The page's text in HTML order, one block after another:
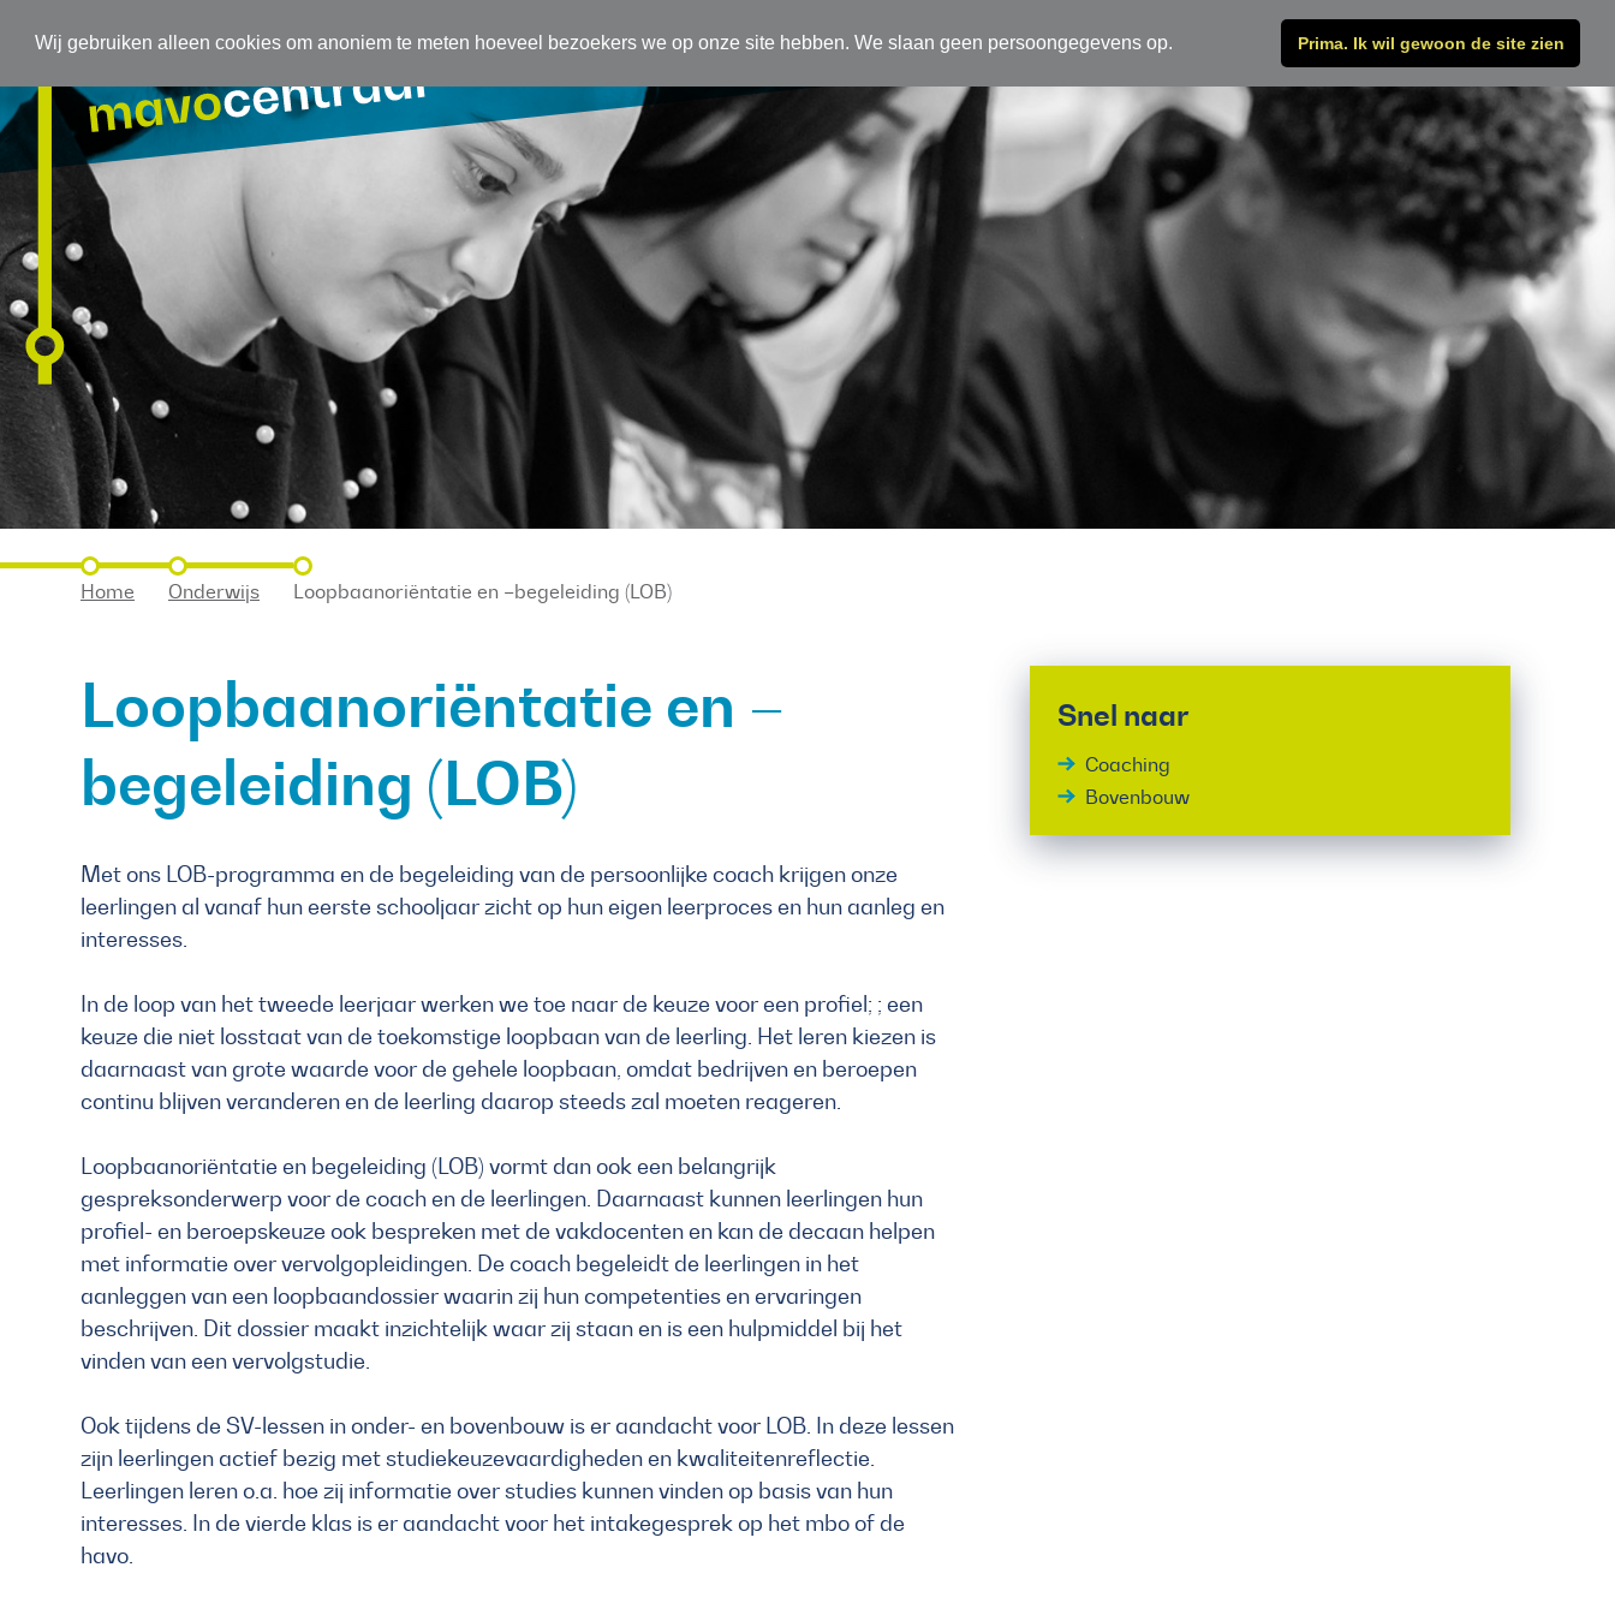
Wij gebruiken alleen cookies om anoniem te meten hoeveel bezoekers we op onze site hebben. We slaan geen persoongegevens op. Prima. Ik wil gewoon de site zien
Home Onderwijs Loopbaanoriëntatie en –begeleiding (LOB)
Loopbaanoriëntatie en –
begeleiding (LOB)
Met ons LOB-programma en de begeleiding van de persoonlijke coach krijgen onze
leerlingen al vanaf hun eerste schooljaar zicht op hun eigen leerproces en hun aanleg en
interesses.
In de loop van het tweede leerjaar werken we toe naar de keuze voor een profiel; ; een
keuze die niet losstaat van de toekomstige loopbaan van de leerling. Het leren kiezen is
daarnaast van grote waarde voor de gehele loopbaan, omdat bedrijven en beroepen
continu blijven veranderen en de leerling daarop steeds zal moeten reageren.
Loopbaanoriëntatie en begeleiding (LOB) vormt dan ook een belangrijk
gespreksonderwerp voor de coach en de leerlingen. Daarnaast kunnen leerlingen hun
profiel- en beroepskeuze ook bespreken met de vakdocenten en kan de decaan helpen
met informatie over vervolgopleidingen. De coach begeleidt de leerlingen in het
aanleggen van een loopbaandossier waarin zij hun competenties en ervaringen
beschrijven. Dit dossier maakt inzichtelijk waar zij staan en is een hulpmiddel bij het
vinden van een vervolgstudie.
Ook tijdens de SV-lessen in onder- en bovenbouw is er aandacht voor LOB. In deze lessen
zijn leerlingen actief bezig met studiekeuzevaardigheden en kwaliteitenreflectie.
Leerlingen leren o.a. hoe zij informatie over studies kunnen vinden op basis van hun
interesses. In de vierde klas is er aandacht voor het intakegesprek op het mbo of de
havo.
Snel naar
Coaching
Bovenbouw